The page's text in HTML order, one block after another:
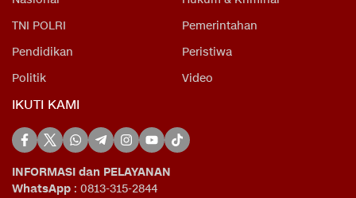
TNI POLRI
Pemerintahan
Pendidikan
Peristiwa
Politik
Video
IKUTI KAMI
INFORMASI dan PELAYANAN
WhatsApp : 0813-315-2844